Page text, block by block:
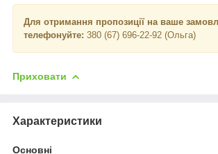
Для отримання пропозиції на ваше
телефонуйте: 380 (67) 696-22-92 (Ольга)
Приховати
Характеристики
Основні